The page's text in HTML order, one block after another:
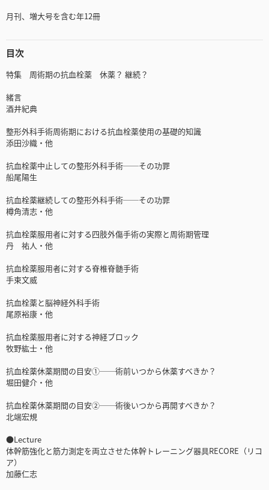
月刊、増大号を含む年12冊
目次
特集 周術期の抗血栓薬 休薬？ 継続？
緒言
酒井紀典
整形外科手術周術期における抗血栓薬使用の基礎的知識
添田沙織・他
抗血栓薬中止しての整形外科手術──その功罪
船尾陽生
抗血栓薬継続しての整形外科手術──その功罪
樽角清志・他
抗血栓薬服用者に対する四肢外傷手術の実際と周術期管理
丹 祐人・他
抗血栓薬服用者に対する脊椎脊髄手術
手束文威
抗血栓薬と脳神経外科手術
尾原裕康・他
抗血栓薬服用者に対する神経ブロック
牧野紘士・他
抗血栓薬休薬期間の目安①──術前いつから休薬すべきか？
堀田健介・他
抗血栓薬休薬期間の目安②──術後いつから再開すべきか？
北端宏規
●Lecture
体幹筋強化と筋力測定を両立させた体幹トレーニング器具RECORE（リコ
ア）
加藤仁志